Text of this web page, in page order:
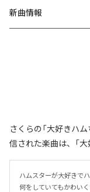
新曲情報
さくらの「大好きハ
信された楽曲は、「大
ハムスターが大好きで
何をしていてもかわい